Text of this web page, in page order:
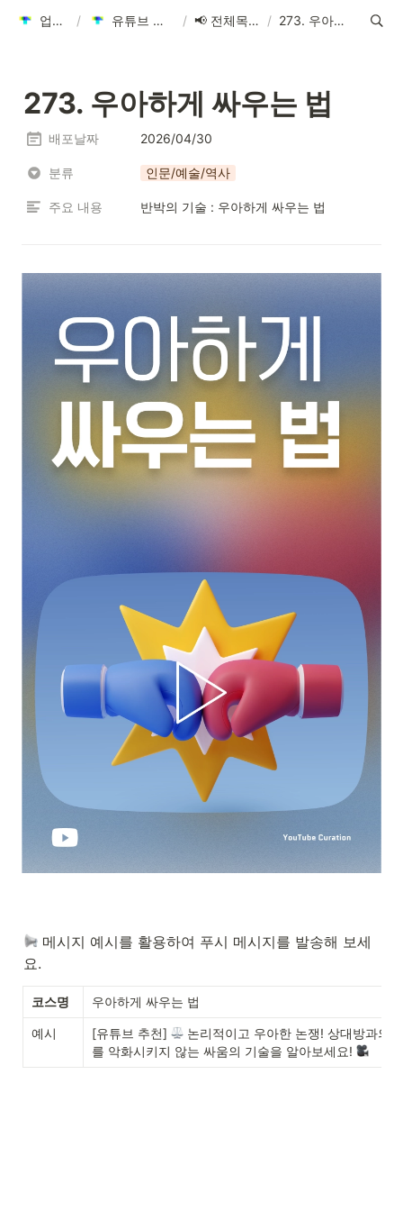
업데이트 안내 / 유튜브 큐레이션 콘텐츠 활용 가이드 / 📢 전체목록보기(클릭) / 273. 우아하게 싸우는 법
273. 우아하게 싸우는 법
배포날짜 2026/04/30
분류 인문/예술/역사
주요 내용 반박의 기술 : 우아하게 싸우는 법
메시지 예시를 활용하여 푸시 메시지를 발송해 보세
요.
코스명 우아하게 싸우는 법
예시 [유튜브 추천]
논리적이고 우아한 논쟁! 상대방과의
를 악화시키지 않는 싸움의 기술을 알아보세요!